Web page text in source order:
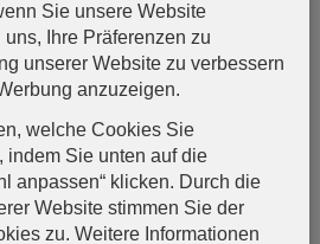
Treppenhaus in
Spachtel- und
Sie unsere Website
Ihre Präferenzen zu
unserer Website zu verbessern
anzuzeigen.
welche Cookies Sie
indem Sie unten auf die
anpassen“ klicken. Durch die
Website stimmen Sie der
zu. Weitere Informationen